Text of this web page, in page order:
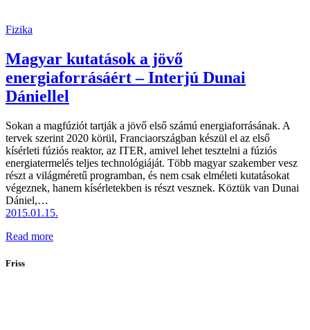
Fizika
Magyar kutatások a jövő
energiaforrásáért – Interjú Dunai
Dániellel
Sokan a magfúziót tartják a jövő első számú energiaforrásának. A
tervek szerint 2020 körül, Franciaországban készül el az első
kísérleti fúziós reaktor, az ITER, amivel lehet tesztelni a fúziós
energiatermelés teljes technológiáját. Több magyar szakember vesz
részt a világméretű programban, és nem csak elméleti kutatásokat
végeznek, hanem kísérletekben is részt vesznek. Köztük van Dunai
Dániel,…
2015.01.15.
Read more
Friss